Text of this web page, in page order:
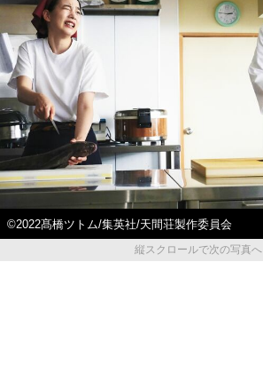
©2022髙橋ツトム/集英社/天間荘製作委員会
縦スクロールで次の写真へ